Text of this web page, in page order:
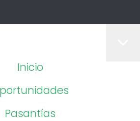
Inicio
Pasantías